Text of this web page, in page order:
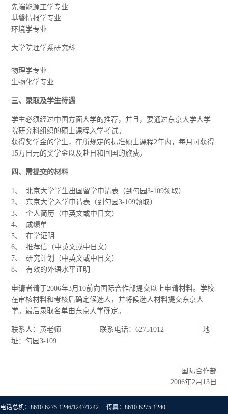
先端能源工学专业
基磐情报学专业
环境学专业
大学院理学系研究科
物理学专业
生物化学专业
三、录取及学生待遇
学生必须经过中国方面大学的推荐，并且，要通过东京大学大学
院研究科组织的硕士课程入学考试。
获得奖学金的学生，在所规定的标准硕士课程2年内，每月可获得
15万日元的奖学金以及赴日和回国的旅费。
四、需提交的材料
1、 北京大学学生出国留学申请表（到勺园3-109领取）
2、 东京大学入学申请表（到勺园3-109领取）
3、 个人简历（中英文或中日文）
4、 成绩单
5、 在学证明
6、 推荐信（中英文或中日文）
7、 研究计划（中英文或中日文）
8、 有效的外语水平证明
申请者请于2006年3月10前向国际合作部提交以上申请材料。学校
在审核材料和考核后确定候选人，并将候选人材料提交东京大
学。最后录取名单由东京大学确定。
联系人：黄老师 联系电话：62751012 地
址：勺园3-109
国际合作部
2006年2月13日
电话总机：8610-6275-1246/1247/1242 传真：8610-6275-1240